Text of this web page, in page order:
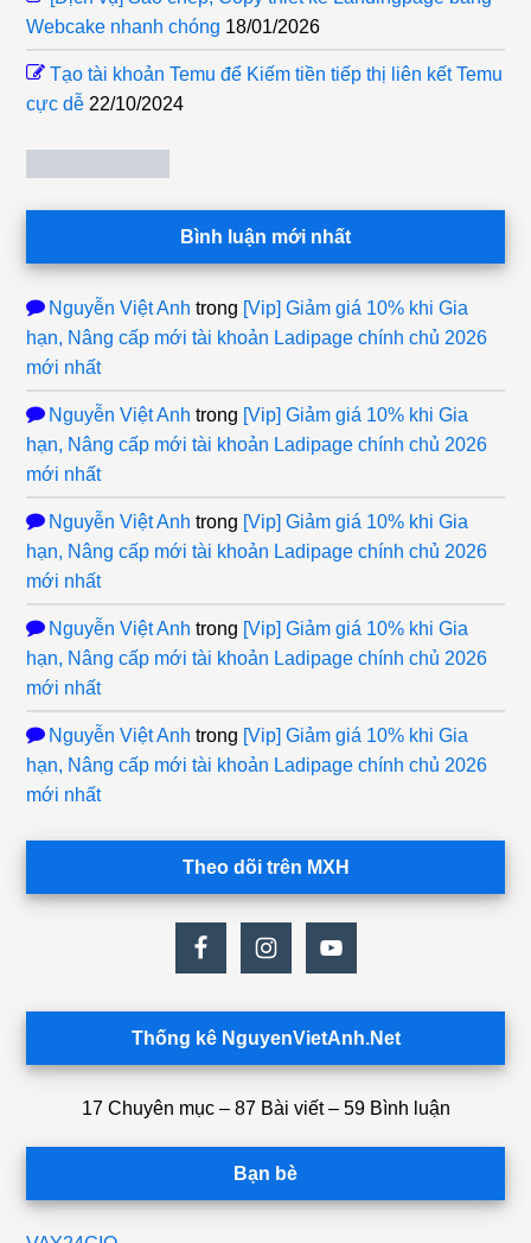
Webcake nhanh chóng 18/01/2026
Tạo tài khoản Temu để Kiếm tiền tiếp thị liên kết Temu
cực dễ 22/10/2024
Bình luận mới nhất
Nguyễn Việt Anh trong [Vip] Giảm giá 10% khi Gia
hạn, Nâng cấp mới tài khoản Ladipage chính chủ 2026
mới nhất
Nguyễn Việt Anh trong [Vip] Giảm giá 10% khi Gia
hạn, Nâng cấp mới tài khoản Ladipage chính chủ 2026
mới nhất
Nguyễn Việt Anh trong [Vip] Giảm giá 10% khi Gia
hạn, Nâng cấp mới tài khoản Ladipage chính chủ 2026
mới nhất
Nguyễn Việt Anh trong [Vip] Giảm giá 10% khi Gia
hạn, Nâng cấp mới tài khoản Ladipage chính chủ 2026
mới nhất
Nguyễn Việt Anh trong [Vip] Giảm giá 10% khi Gia
hạn, Nâng cấp mới tài khoản Ladipage chính chủ 2026
mới nhất
Theo dõi trên MXH
Thống kê NguyenVietAnh.Net
17 Chuyên mục – 87 Bài viết – 59 Bình luận
Bạn bè